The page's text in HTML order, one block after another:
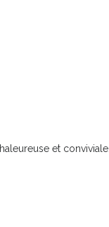
et conviviale.